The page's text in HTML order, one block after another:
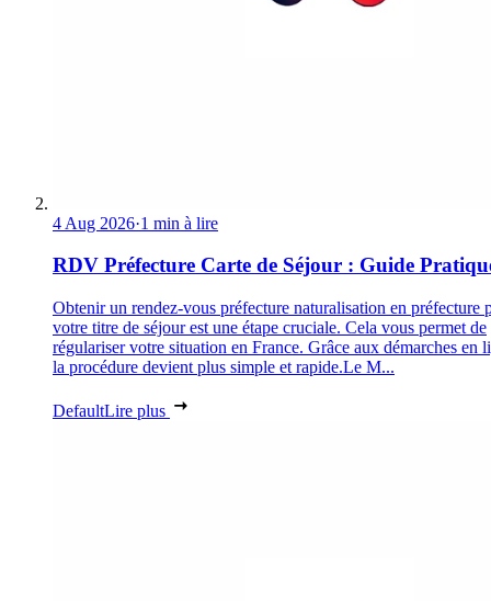
4 Aug 2026·1 min à lire
RDV Préfecture Carte de Séjour : Guide
Obtenir un rendez-vous préfecture naturalisation en préfecture
votre titre de séjour est une étape cruciale. Cela vous permet de
régulariser votre situation en France. Grâce aux démarches en
la procédure devient plus simple et rapide.Le M...
DefaultLire plus